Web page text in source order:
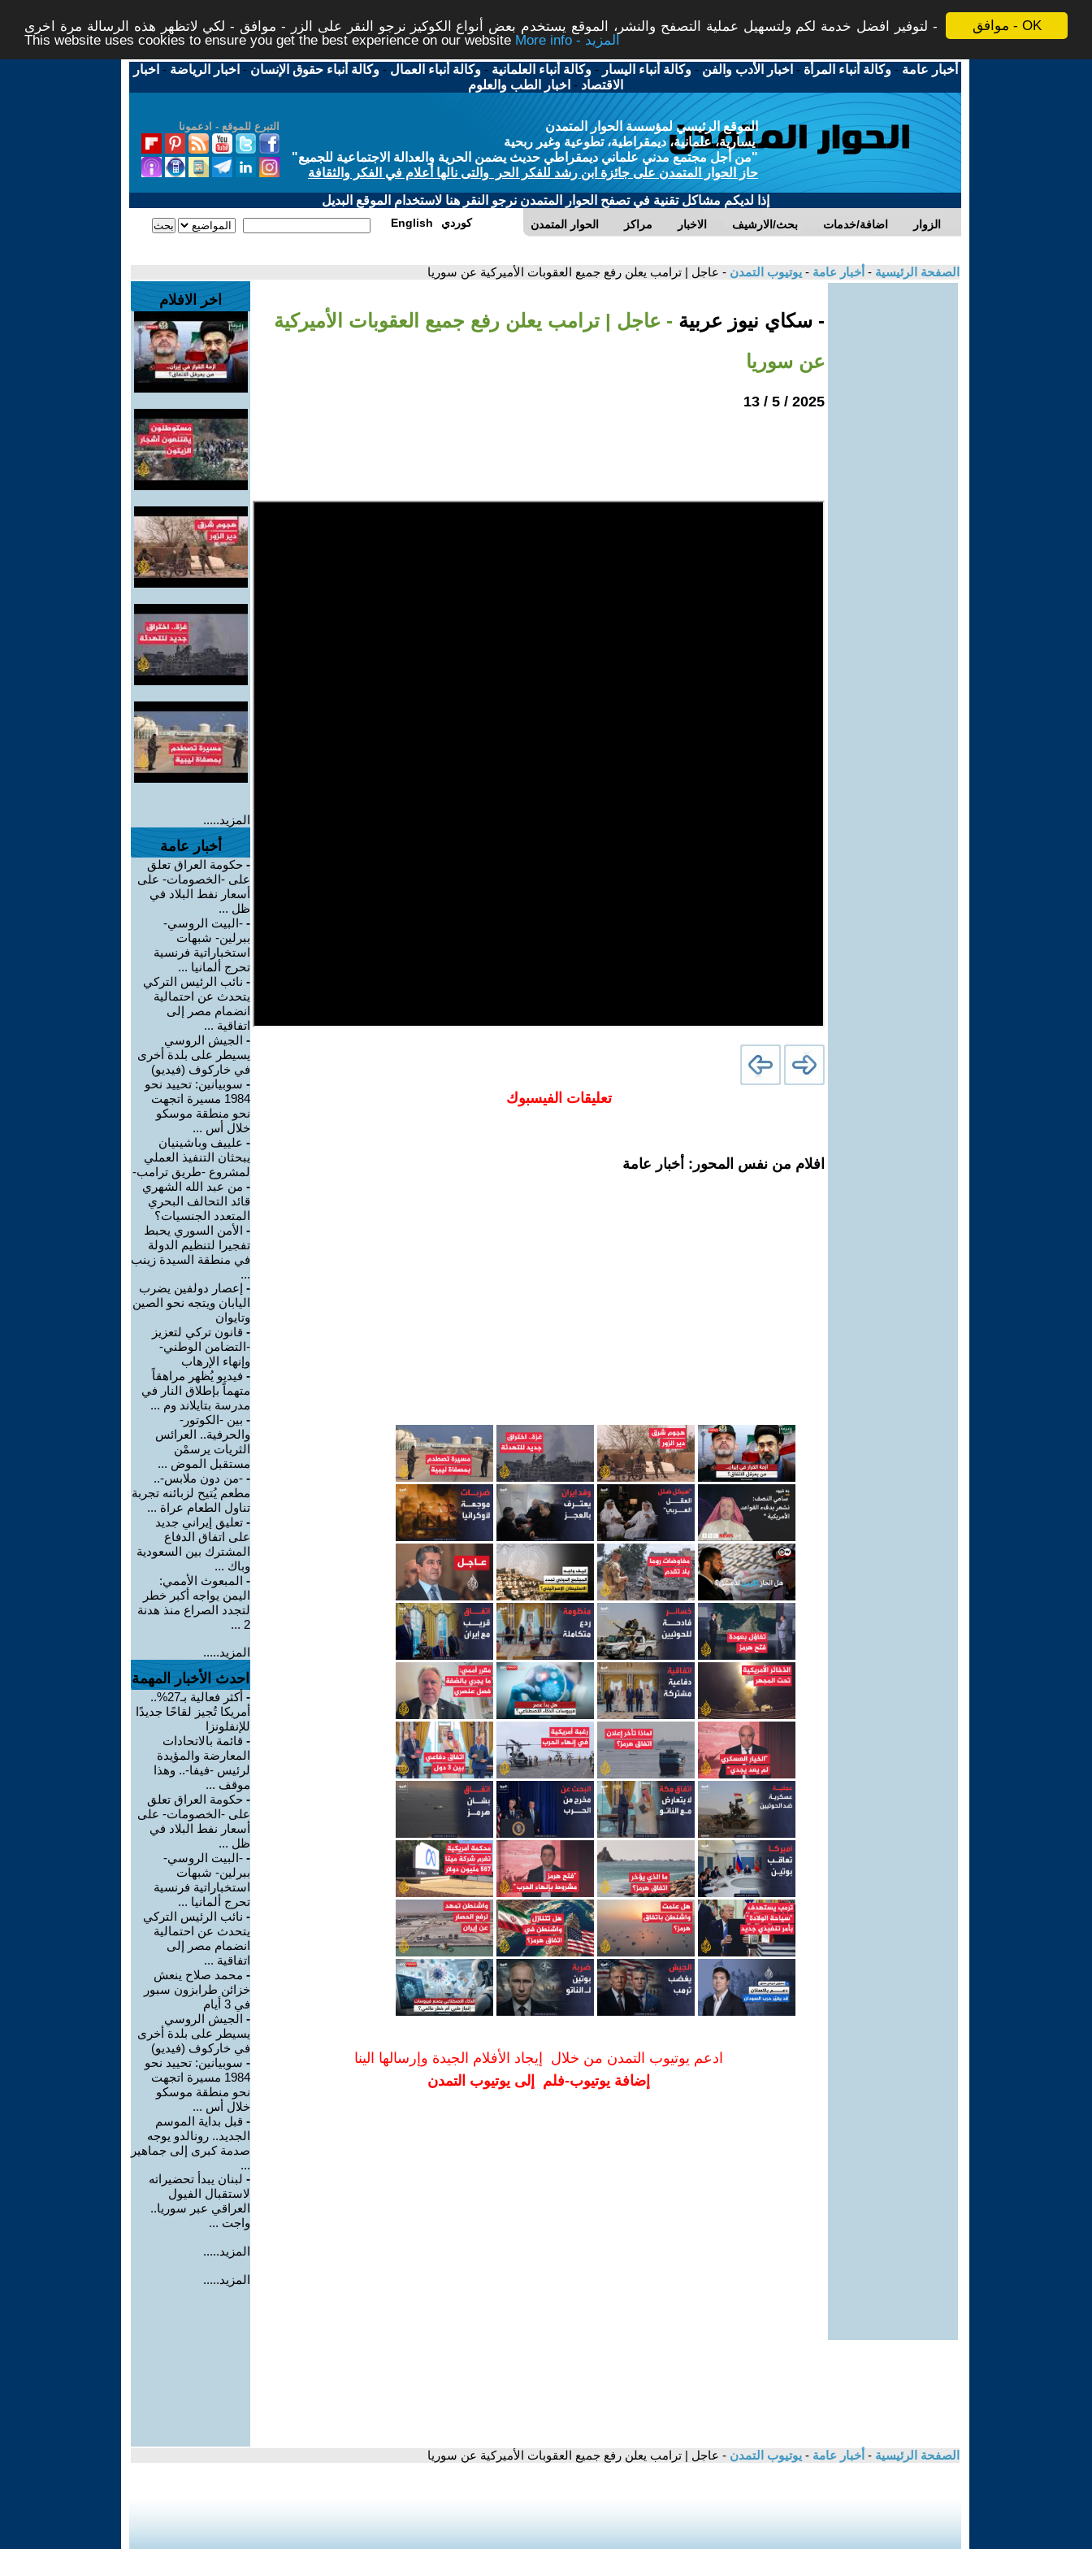
موافق - OK
لتوفير افضل خدمة لكم ولتسهيل عملية التصفح والنشر، الموقع يستخدم بعض أنواع الكوكيز نرجو النقر على الزر - موافق - لكي لاتظهر هذه الرسالة مرة اخرى -
This website uses cookies to ensure you get the best experience on our website
More info - المزيد
أخبار عامة -وكالة أنباء المرأة - اخبار الأدب والفن -وكالة أنباء اليسار -وكالة أنباء العلمانية -وكالة أنباء العمال -وكالة أنباء حقوق الإنسان - اخبار الرياضة - اخبار
الاقتصاد - اخبار الطب والعلوم
التبرع للموقع - ادعمونا
الموقع الرئيسي لمؤسسة الحوار المتمدن
يسارية، علمانية، ديمقراطية، تطوعية وغير ربحية
"من أجل مجتمع مدني علماني ديمقراطي حديث يضمن الحرية والعدالة الاجتماعية للجميع"
حاز الحوار المتمدن على جائزة ابن رشد للفكر الحر والتى نالها أعلام في الفكر والثقافة
إذا لديكم مشاكل تقنية في تصفح الحوار المتمدن نرجو النقر هنا لاستخدام الموقع البديل
الحوار المتمدن مراكز الاخبار بحث/الارشيف اضافة/خدمات الزوار English كوردي
الصفحة الرئيسية - أخبار عامة - يوتيوب التمدن - عاجل | ترامب يعلن رفع جميع العقوبات الأميركية عن سوريا
- سكاي نيوز عربية - عاجل | ترامب يعلن رفع جميع العقوبات الأميركية
عن سوريا
2025 / 5 / 13
تعليقات الفيسبوك
افلام من نفس المحور: أخبار عامة
ادعم يوتيوب التمدن من خلال إيجاد الأفلام الجيدة وإرسالها الينا
إضافة يوتيوب-فلم إلى يوتيوب التمدن
اخر الافلام
المزيد.....
أخبار عامة
- حكومة العراق تعلق
على -الخصومات- على
أسعار نفط البلاد في
ظل ...
- -البيت الروسي-
ببرلين- شبهات
استخباراتية فرنسية
تحرج ألمانيا ...
- نائب الرئيس التركي
يتحدث عن احتمالية
انضمام مصر إلى
اتفاقية ...
- الجيش الروسي
يسيطر على بلدة أخرى
في خاركوف (فيديو)
- سوبيانين: تحييد نحو
1984 مسيرة اتجهت
نحو منطقة موسكو
خلال أس ...
- علييف وباشينيان
يبحثان التنفيذ العملي
لمشروع -طريق ترامب-
- من عبد الله الشهري
قائد التحالف البحري
المتعدد الجنسيات؟
- الأمن السوري يحبط
تفجيرا لتنظيم الدولة
في منطقة السيدة زينب
...
- إعصار دولفين يضرب
اليابان ويتجه نحو الصين
وتايوان
- قانون تركي لتعزيز
-التضامن الوطني-
وإنهاء الإرهاب
- فيديو يُظهر مراهقاً
متهماً بإطلاق النار في
مدرسة بتايلاند وم ...
- بين -الكوتور-
والحرفية.. العرائس
الثريات يرسمْن
مستقبل الموض ...
- -من دون ملابس-..
مطعم يُتيح لزبائنه تجربة
تناول الطعام عراة ...
- تعليق إيراني جديد
على اتفاق الدفاع
المشترك بين السعودية
وباك ...
- المبعوث الأممي:
اليمن يواجه أكبر خطر
لتجدد الصراع منذ هدنة
2 ...
المزيد.....
احدث الأخبار المهمة
-
أكثر فعالية بـ27%..
أمريكا تُجيز لقاحًا جديدًا
للإنفلونزا
- قائمة بالاتحادات
المعارضة والمؤيدة
لرئيس -فيفا-.. وهذا
موقف ...
- حكومة العراق تعلق
على -الخصومات- على
أسعار نفط البلاد في
ظل ...
- -البيت الروسي-
ببرلين- شبهات
استخباراتية فرنسية
تحرج ألمانيا ...
- نائب الرئيس التركي
يتحدث عن احتمالية
انضمام مصر إلى
اتفاقية ...
- محمد صلاح ينعش
خزائن طرابزون سبور
في 3 أيام
- الجيش الروسي
يسيطر على بلدة أخرى
في خاركوف (فيديو)
- سوبيانين: تحييد نحو
1984 مسيرة اتجهت
نحو منطقة موسكو
خلال أس ...
- قبل بداية الموسم
الجديد.. رونالدو يوجه
صدمة كبرى إلى جماهير
...
- لبنان يبدأ تحضيراته
لاستقبال الفيول
العراقي عبر سوريا..
واجت ...
المزيد.....
المزيد.....
الصفحة الرئيسية - أخبار عامة - يوتيوب التمدن - عاجل | ترامب يعلن رفع جميع العقوبات الأميركية عن سوريا